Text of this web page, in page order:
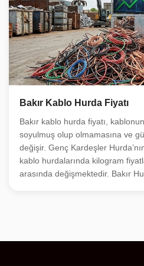
Bakır Kablo Hurda Fiyatı
Bakır kablo hurda fiyatı,
soyulmuş olup olmamasına ve
değişir. Genç Kardeşler
kablo hurdalarında kilogram
arasında değişmektedir. Bakır